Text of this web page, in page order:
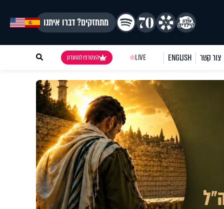
מתחזקים? דברו איתנו
צור קשר ENGLISH
LIVE הצטרפו למועדון